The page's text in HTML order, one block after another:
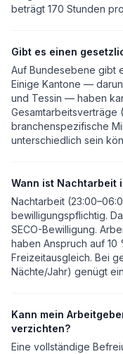
beträgt 170 Stunden
Gibt es einen
Auf Bundesebene gibt
Einige Kantone —
und Tessin — haben
Gesamtarbeitsverträge
branchenspezifische
unterschiedlich sein
Wann ist Nachtarbeit
Nachtarbeit
bewilligungspflichtig.
SECO-Bewilligung.
haben Anspruch auf
Freizeitausgleich. Bei
Nächte/Jahr) genügt
Kann mein
verzichten?
Eine vollständige